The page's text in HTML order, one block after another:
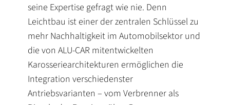
seine Expertise gefragt wie nie. Denn
Leichtbau ist einer der zentralen Schlüssel zu
mehr Nachhaltigkeit im Automobilsektor und
die von ALU-CAR mitentwickelten
Karosseriearchitekturen ermöglichen die
Integration verschiedenster
Antriebsvarianten – vom Verbrenner als